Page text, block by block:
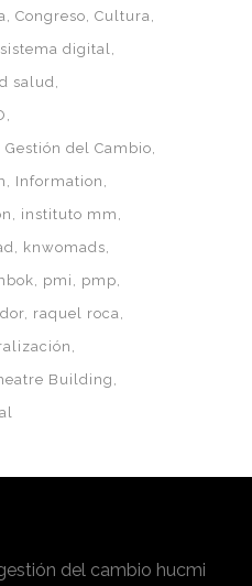
Congreso Cultura
digital
salud
Gestión del Cambio
Information
instituto mm
knwomads
pmi
pmp
raquel roca
Building